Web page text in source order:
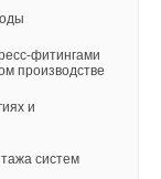
фитингами
производстве
и
систем